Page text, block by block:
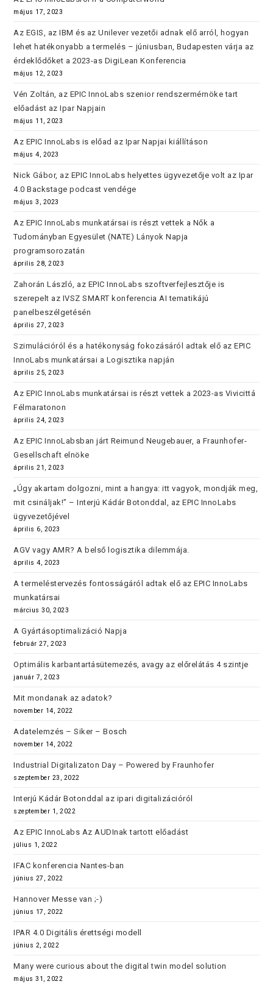
május 17, 2023
Az EGIS, az IBM és az Unilever vezetői adnak elő arról, hogyan
lehet hatékonyabb a termelés – júniusban, Budapesten várja az
érdeklődőket a 2023-as DigiLean Konferencia
május 12, 2023
Vén Zoltán, az EPIC InnoLabs szenior rendszermérnöke tart
előadást az Ipar Napjain
május 11, 2023
Az EPIC InnoLabs is előad az Ipar Napjai kiállításon
május 4, 2023
Nick Gábor, az EPIC InnoLabs helyettes ügyvezetője volt az Ipar
4.0 Backstage podcast vendége
május 3, 2023
Az EPIC InnoLabs munkatársai is részt vettek a Nők a
Tudományban Egyesület (NATE) Lányok Napja
programsorozatán
április 28, 2023
Zahorán László, az EPIC InnoLabs szoftverfejlesztője is
szerepelt az IVSZ SMART konferencia AI tematikájú
panelbeszélgetésén
április 27, 2023
Szimulációról és a hatékonyság fokozásáról adtak elő az EPIC
InnoLabs munkatársai a Logisztika napján
április 25, 2023
Az EPIC InnoLabs munkatársai is részt vettek a 2023-as Vivicittá
Félmaratonon
április 24, 2023
Az EPIC InnoLabsban járt Reimund Neugebauer, a Fraunhofer-
Gesellschaft elnöke
április 21, 2023
„Úgy akartam dolgozni, mint a hangya: itt vagyok, mondják meg,
mit csináljak!” – Interjú Kádár Botonddal, az EPIC InnoLabs
ügyvezetőjével
április 6, 2023
AGV vagy AMR? A belső logisztika dilemmája.
április 4, 2023
A termeléstervezés fontosságáról adtak elő az EPIC InnoLabs
munkatársai
március 30, 2023
A Gyártásoptimalizáció Napja
február 27, 2023
Optimális karbantartásütemezés, avagy az előrelátás 4 szintje
január 7, 2023
Mit mondanak az adatok?
november 14, 2022
Adatelemzés – Siker – Bosch
november 14, 2022
Industrial Digitalizaton Day – Powered by Fraunhofer
szeptember 23, 2022
Interjú Kádár Botonddal az ipari digitalizációról
szeptember 1, 2022
Az EPIC InnoLabs Az AUDInak tartott előadást
július 1, 2022
IFAC konferencia Nantes-ban
június 27, 2022
Hannover Messe van ;-)
június 17, 2022
IPAR 4.0 Digitális érettségi modell
június 2, 2022
Many were curious about the digital twin model solution
május 31, 2022